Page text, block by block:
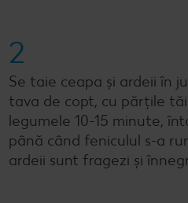
2
Se taie ceapa și ardeii în
tava de copt, cu părțile
legumele 10-15 minute,
până când feniculul s-a
ardeii sunt fragezi și